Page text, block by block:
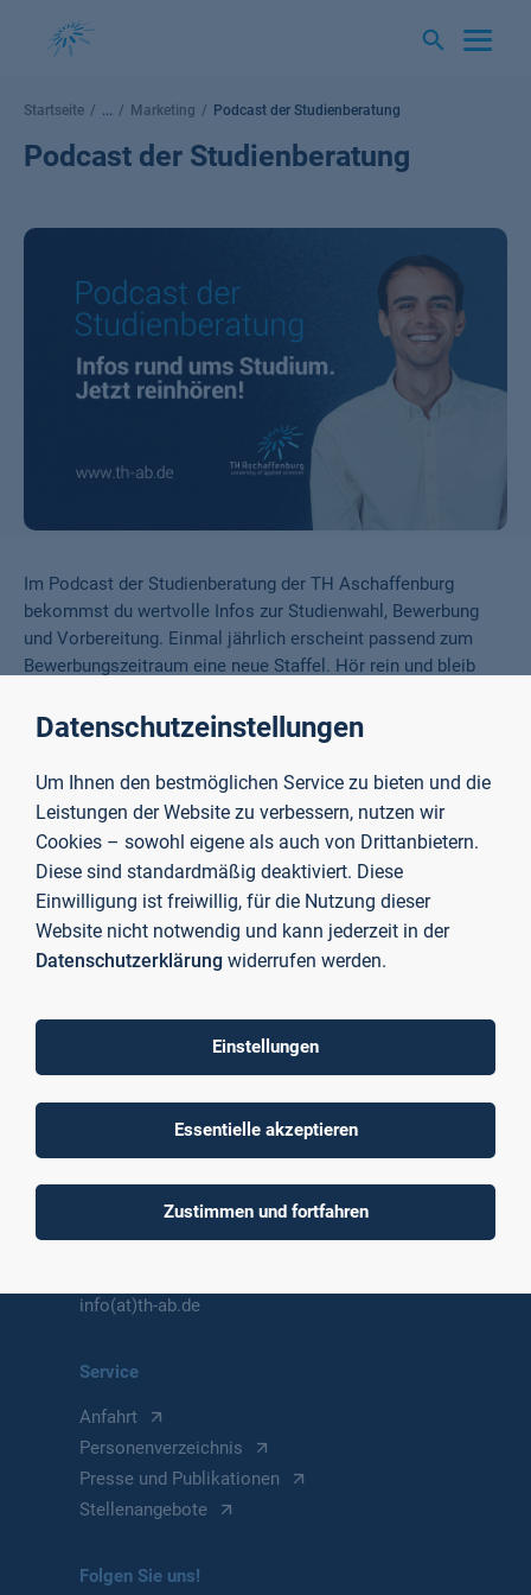
Startseite ... Marketing Podcast der Studienberatung
Podcast der Studienberatung
Im Podcast der Studienberatung der TH Aschaffenburg
bekommst du wertvolle Infos zur Studienwahl, Bewerbung
und Vorbereitung. Einmal jährlich erscheint passend zum
Bewerbungszeitraum eine neue Staffel. Hör rein und bleib
Technische Hochschule
Aschaffenburg
University of Applied Sciences
Würzburger Straße 45
63743 Aschaffenburg
Deutschland
info(at)th-ab.de
Service
Anfahrt
Personenverzeichnis
Presse und Publikationen
Stellenangebote
Folgen Sie uns!
Datenschutzeinstellungen
Um Ihnen den bestmöglichen Service zu bieten und die
Leistungen der Website zu verbessern, nutzen wir
Cookies – sowohl eigene als auch von Drittanbietern.
Diese sind standardmäßig deaktiviert. Diese
Einwilligung ist freiwillig, für die Nutzung dieser
Website nicht notwendig und kann jederzeit in der
Datenschutzerklärung widerrufen werden.
Einstellungen
Essentielle akzeptieren
Zustimmen und fortfahren